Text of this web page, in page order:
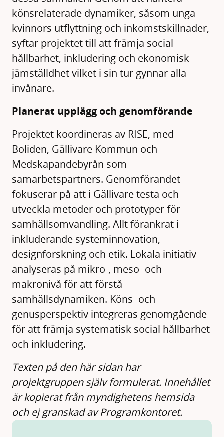
könsrelaterade dynamiker, såsom unga
kvinnors utflyttning och inkomstskillnader,
syftar projektet till att främja social
hållbarhet, inkludering och ekonomisk
jämställdhet vilket i sin tur gynnar alla
invånare.
Planerat upplägg och genomförande
Projektet koordineras av RISE, med
Boliden, Gällivare Kommun och
Medskapandebyrån som
samarbetspartners. Genomförandet
fokuserar på att i Gällivare testa och
utveckla metoder och prototyper för
samhällsomvandling. Allt förankrat i
inkluderande systeminnovation,
designforskning och etik. Lokala initiativ
analyseras på mikro-, meso- och
makronivå för att förstå
samhällsdynamiken. Köns- och
genusperspektiv integreras genomgående
för att främja systematisk social hållbarhet
och inkludering.
Texten på den här sidan har
projektgruppen själv formulerat. Innehållet
är kopierat från myndighetens hemsida
och ej granskad av Programkontoret.